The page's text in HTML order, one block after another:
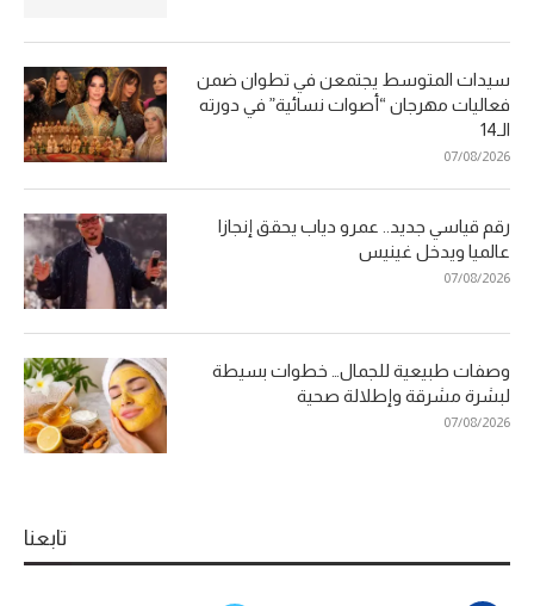
سيدات المتوسط يجتمعن في تطوان ضمن
فعاليات مهرجان “أصوات نسائية” في دورته
الـ14
07/08/2026
رقم قياسي جديد.. عمرو دياب يحقق إنجازا
عالميا ويدخل غينيس
07/08/2026
وصفات طبيعية للجمال… خطوات بسيطة
لبشرة مشرقة وإطلالة صحية
07/08/2026
تابعنا